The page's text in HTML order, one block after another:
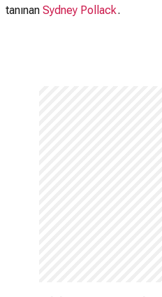
tanınan Sydney Pollack.